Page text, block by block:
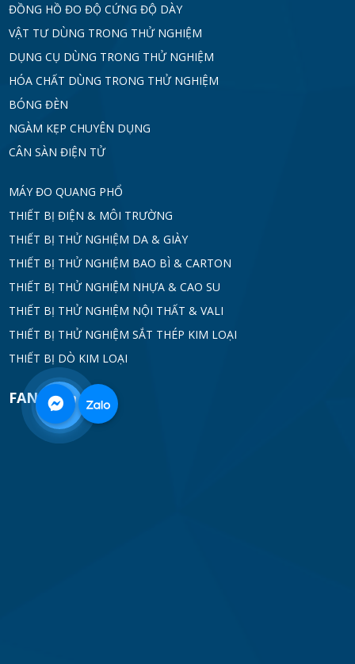
ĐỒNG HỒ ĐO ĐỘ CỨNG ĐỘ DÀY
VẬT TƯ DÙNG TRONG THỬ NGHIỆM
DỤNG CỤ DÙNG TRONG THỬ NGHIỆM
HÓA CHẤT DÙNG TRONG THỬ NGHIỆM
BÓNG ĐÈN
NGÀM KẸP CHUYÊN DỤNG
CÂN SÀN ĐIỆN TỬ
MÁY ĐO QUANG PHỔ
THIẾT BỊ ĐIỆN & MÔI TRƯỜNG
THIẾT BỊ THỬ NGHIỆM DA & GIÀY
THIẾT BỊ THỬ NGHIỆM BAO BÌ & CARTON
THIẾT BỊ THỬ NGHIỆM NHỰA & CAO SU
THIẾT BỊ THỬ NGHIỆM NỘI THẤT & VALI
THIẾT BỊ THỬ NGHIỆM SẮT THÉP KIM LOẠI
THIẾT BỊ DÒ KIM LOẠI
FANPAGE0968
332